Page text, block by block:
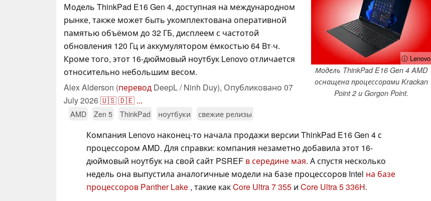
ⓘ Lenovo
Модель ThinkPad E16 Gen 4 AMD
оснащена процессорами Krackan
Point 2 и Gorgon Point.
Модель ThinkPad E16 Gen 4, доступная на международном
рынке, также может быть укомплектована оперативной
памятью объёмом до 32 ГБ, дисплеем с частотой
обновления 120 Гц и аккумулятором ёмкостью 64 Вт·ч.
Кроме того, этот 16-дюймовый ноутбук Lenovo отличается
относительно небольшим весом.
Alex Alderson (перевод DeepL / Ninh Duy), Опубликовано 07
July 2026🇺🇸🇩🇪 ...
AMD Zen 5 ThinkPad ноутбуки свежие релизы
Компания Lenovo наконец-то начала продажи версии ThinkPad E16 Gen 4 с
процессором AMD. Для справки: компания незаметно добавила этот 16-
дюймовый ноутбук на свой сайт PSREF в середине мая. А спустя несколько
недель она выпустила аналогичные модели на базе процессоров Intel на базе
процессоров Panther Lake , такие какCore Ultra 7 355 и Core Ultra 5 336H.